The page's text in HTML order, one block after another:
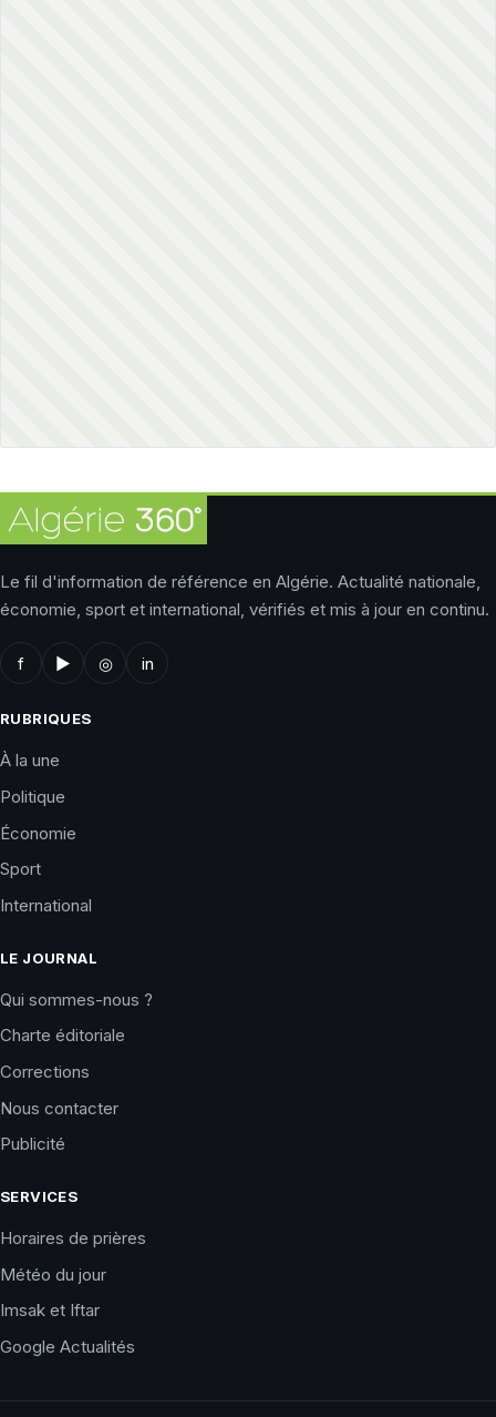
Le fil d'information de référence en Algérie. Actualité nationale,
économie, sport et international, vérifiés et mis à jour en continu.
f ▶ ◎ in
RUBRIQUES
À la une
Politique
Économie
Sport
International
LE JOURNAL
Qui sommes-nous ?
Charte éditoriale
Corrections
Nous contacter
Publicité
SERVICES
Horaires de prières
Météo du jour
Imsak et Iftar
Google Actualités